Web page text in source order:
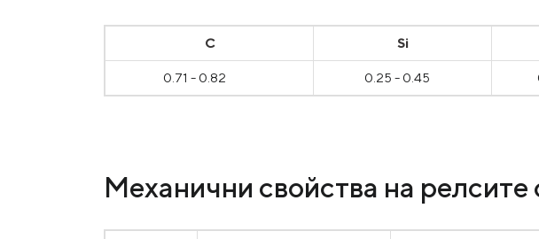
С Si
0.71 - 0.82 0.25 - 0.45
Механични свойства на